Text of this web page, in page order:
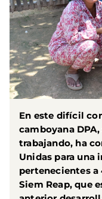
En este difícil
camboyana
trabajando, ha
Unidas para una
pertenecientes
Siem Reap, que